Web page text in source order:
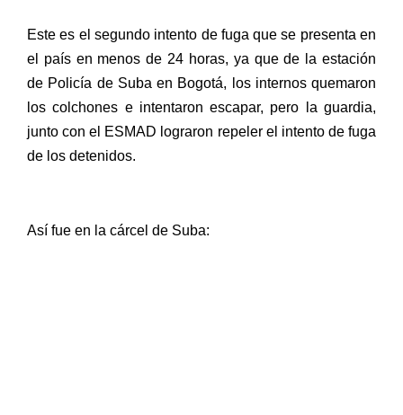
Este es el segundo intento de fuga que se presenta en
el país en menos de 24 horas, ya que de la estación
de Policía de Suba en Bogotá, los internos quemaron
los colchones e intentaron escapar, pero la guardia,
junto con el ESMAD lograron repeler el intento de fuga
de los detenidos.
Así fue en la cárcel de Suba: